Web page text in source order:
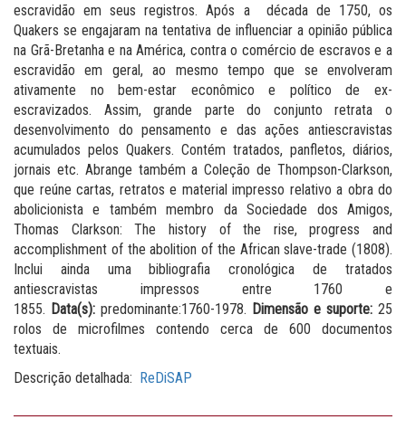
escravidão em seus registros. Após a década de 1750, os
Quakers se engajaram na tentativa de influenciar a opinião pública
na Grã-Bretanha e na América, contra o comércio de escravos e a
escravidão em geral, ao mesmo tempo que se envolveram
ativamente no bem-estar econômico e político de ex-
escravizados. Assim, grande parte do conjunto retrata o
desenvolvimento do pensamento e das ações antiescravistas
acumulados pelos Quakers. Contém tratados, panfletos, diários,
jornais etc. Abrange também a Coleção de Thompson-Clarkson,
que reúne cartas, retratos e material impresso relativo a obra do
abolicionista e também membro da Sociedade dos Amigos,
Thomas Clarkson: The history of the rise, progress and
accomplishment of the abolition of the African slave-trade (1808).
Inclui ainda uma bibliografia cronológica de tratados
antiescravistas impressos entre 1760 e
1855. Data(s): predominante:1760-1978. Dimensão e suporte: 25
rolos de microfilmes contendo cerca de 600 documentos
textuais.
Descrição detalhada: ReDiSAP